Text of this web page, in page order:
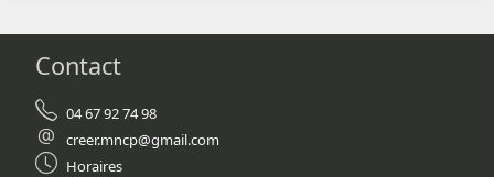
Contact
04 67 92 74 98
creer.mncp@gmail.com
Horaires